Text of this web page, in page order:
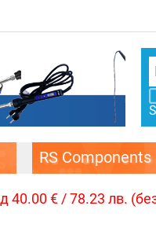
RS Components
40.00 € / 78.23 лв.